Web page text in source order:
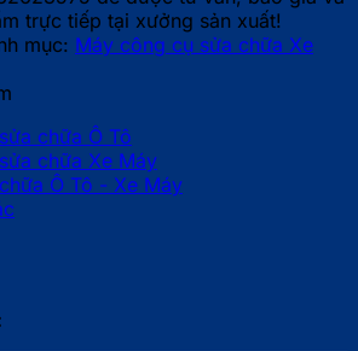
trực tiếp tại xưởng sản xuất!
mục: Máy công cụ sửa chữa Xe
chữa Ô Tô
chữa Xe Máy
Ô Tô - Xe Máy